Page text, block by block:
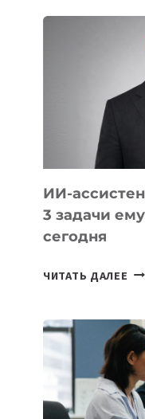
ИИ-
3 задачи
сегодня
ЧИТАТЬ ДАЛЕЕ ИИ-
3